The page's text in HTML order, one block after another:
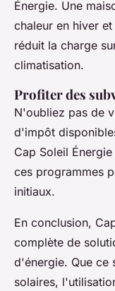
Énergie. Une
chaleur en hiver
réduit la charge
climatisation.
Profiter des
N'oubliez pas de
d'impôt
Cap Soleil
ces programmes
initiaux.
En conclusion,
complète de
d'énergie. Que ce
solaires,